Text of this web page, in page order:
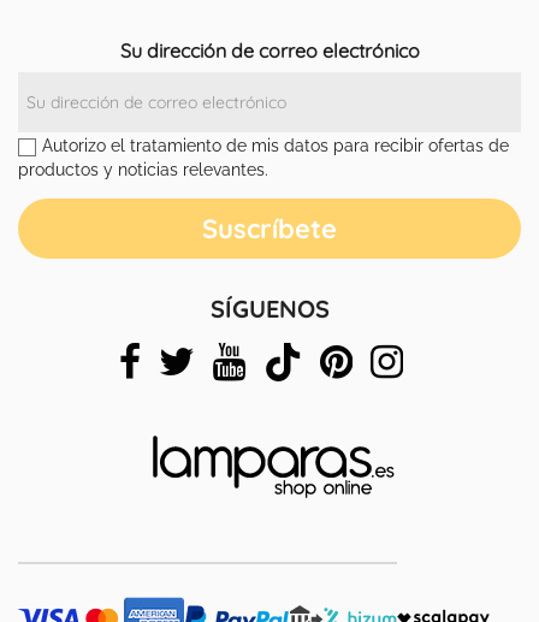
Su dirección de correo electrónico
Autorizo el tratamiento de mis datos para recibir ofertas de
productos y noticias relevantes.
SÍGUENOS